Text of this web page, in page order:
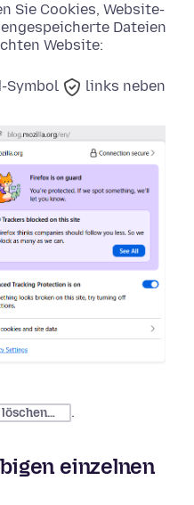
Sie Cookies, Website-
Dateien
Website:
Symbol
links neben
löschen… .
einzelnen